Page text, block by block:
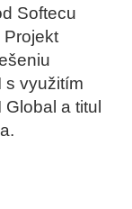
Softecu
Projekt
s využitím
a titul